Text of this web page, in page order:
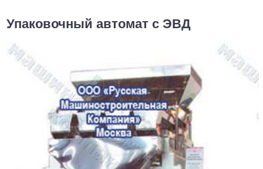
Упаковочный автомат с ЭВД